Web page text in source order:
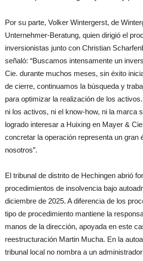
Por su parte, Volker Wintergerst, de
Unternehmer-Beratung, quien dirigió el
inversionistas junto con Christian
señaló: “Buscamos intensamente un
Cie. durante muchos meses, sin éxito
de cierre, continuamos la búsqueda y
para optimizar la realización de los
ni los activos, ni el know-how, ni la marca
logrado interesar a Huixing en Mayer &
concretar la operación representa un gran
nosotros”.
El tribunal de distrito de Hechingen abrió
procedimientos de insolvencia bajo
diciembre de 2025. A diferencia de los
tipo de procedimiento mantiene la
manos de la dirección, apoyada en este
reestructuración Martin Mucha. En la
tribunal local no nombra a un